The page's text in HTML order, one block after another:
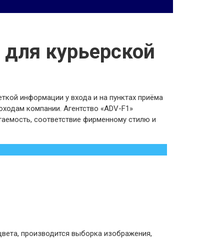
курьерской
информации у входа и на пунктах приёма
компании. Агентство «ADV-F1»
соответствие фирменному стилю и
производится выборка изображения,